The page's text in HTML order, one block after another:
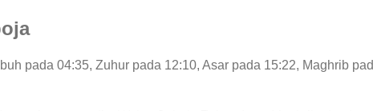
pada 04:35, Zuhur pada 12:10, Asar pada 15:22, Maghrib